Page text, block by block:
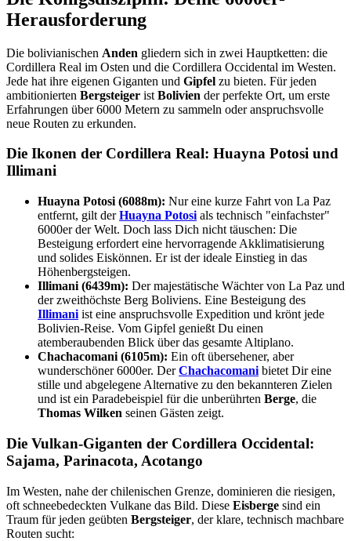
Herausforderung
Die bolivianischen Anden gliedern sich in zwei Hauptketten: die
Cordillera Real im Osten und die Cordillera Occidental im Westen.
Jede hat ihre eigenen Giganten und Gipfel zu bieten. Für jeden
ambitionierten Bergsteiger ist Bolivien der perfekte Ort, um erste
Erfahrungen über 6000 Metern zu sammeln oder anspruchsvolle
neue Routen zu erkunden.
Die Ikonen der Cordillera Real: Huayna Potosi und
Illimani
Huayna Potosi (6088m): Nur eine kurze Fahrt von La Paz
entfernt, gilt derHuayna Potosi als technisch "einfachster"
6000er der Welt. Doch lass Dich nicht täuschen: Die
Besteigung erfordert eine hervorragende Akklimatisierung
und solides Eiskönnen. Er ist der ideale Einstieg in das
Höhenbergsteigen.
Illimani (6439m): Der majestätische Wächter von La Paz und
der zweithöchste Berg Boliviens. Eine Besteigung des
Illimani ist eine anspruchsvolle Expedition und krönt jede
Bolivien-Reise. Vom Gipfel genießt Du einen
atemberaubenden Blick über das gesamte Altiplano.
Chachacomani (6105m): Ein oft übersehener, aber
wunderschöner 6000er. DerChachacomani bietet Dir eine
stille und abgelegene Alternative zu den bekannteren Zielen
und ist ein Paradebeispiel für die unberührten Berge, die
Thomas Wilken seinen Gästen zeigt.
Die Vulkan-Giganten der Cordillera Occidental:
Sajama, Parinacota, Acotango
Im Westen, nahe der chilenischen Grenze, dominieren die riesigen,
oft schneebedeckten Vulkane das Bild. Diese Eisberge sind ein
Traum für jeden geübten Bergsteiger, der klare, technisch machbare
Routen sucht: